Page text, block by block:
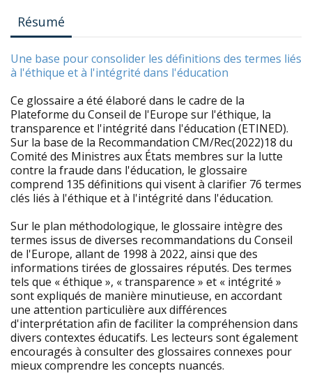
Résumé
Une base pour consolider les définitions des termes liés
à l'éthique et à l'intégrité dans l'éducation
Ce glossaire a été élaboré dans le cadre de la
Plateforme du Conseil de l'Europe sur l'éthique, la
transparence et l'intégrité dans l'éducation (ETINED).
Sur la base de la Recommandation CM/Rec(2022)18 du
Comité des Ministres aux États membres sur la lutte
contre la fraude dans l'éducation, le glossaire
comprend 135 définitions qui visent à clarifier 76 termes
clés liés à l'éthique et à l'intégrité dans l'éducation.
Sur le plan méthodologique, le glossaire intègre des
termes issus de diverses recommandations du Conseil
de l'Europe, allant de 1998 à 2022, ainsi que des
informations tirées de glossaires réputés. Des termes
tels que « éthique », « transparence » et « intégrité »
sont expliqués de manière minutieuse, en accordant
une attention particulière aux différences
d'interprétation afin de faciliter la compréhension dans
divers contextes éducatifs. Les lecteurs sont également
encouragés à consulter des glossaires connexes pour
mieux comprendre les concepts nuancés.